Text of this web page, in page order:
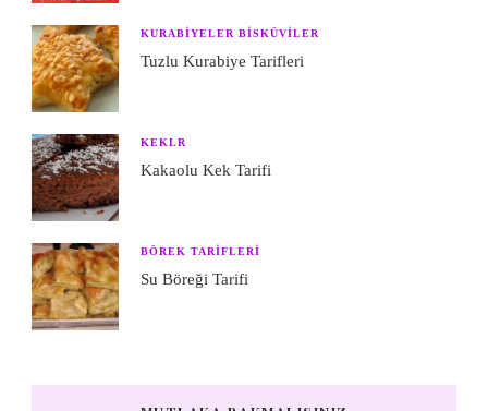
KURABIYELER BISKÜVILER
Tuzlu Kurabiye Tarifleri
KEKLR
Kakaolu Kek Tarifi
BÖREK TARIFLERI
Su Böreği Tarifi